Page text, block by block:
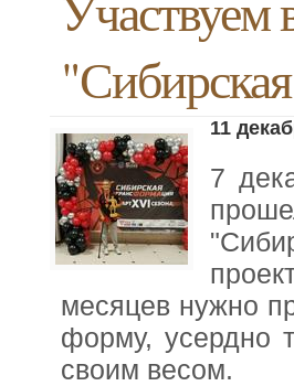
11
7
месяцев нужно
форму, усердно
своим весом.